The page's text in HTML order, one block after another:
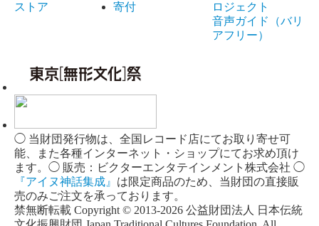
ストア
寄付
ロジェクト
音声ガイド（バリ
アフリー）
◯ 当財団発行物は、全国レコード店にてお取り寄せ可
能、また各種インターネット・ショップにてお求め頂け
ます。◯ 販売：ビクターエンタテインメント株式会社 ◯
『アイヌ神話集成』 は限定商品のため、当財団の直接販
売のみご注文を承っております。
禁無断転載 Copyright © 2013-2026 公益財団法人 日本伝統